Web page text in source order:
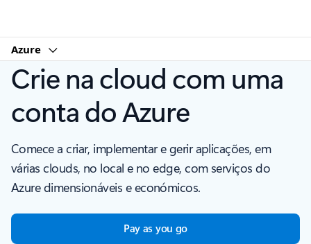
Azure
Crie na cloud com uma
conta do Azure
Comece a criar, implementar e gerir aplicações, em
várias clouds, no local e no edge, com serviços do
Azure dimensionáveis e económicos.
Pay as you go